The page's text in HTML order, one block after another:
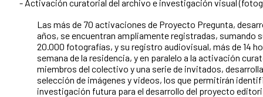
- Activación curatorial del archivo e investigación visual
Las más de 70 activaciones de Proyecto Pregunta,
años, se encuentran ampliamente registradas, sumando
20.000 fotografías, y su registro audiovisual, más de 14
semana de la residencia, y en paralelo a la activación
miembros del colectivo y una serie de invitados,
selección de imágenes y videos, los que permitirán
investigación futura para el desarrollo del proyecto